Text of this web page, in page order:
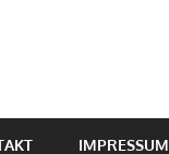
IMPRESSUM